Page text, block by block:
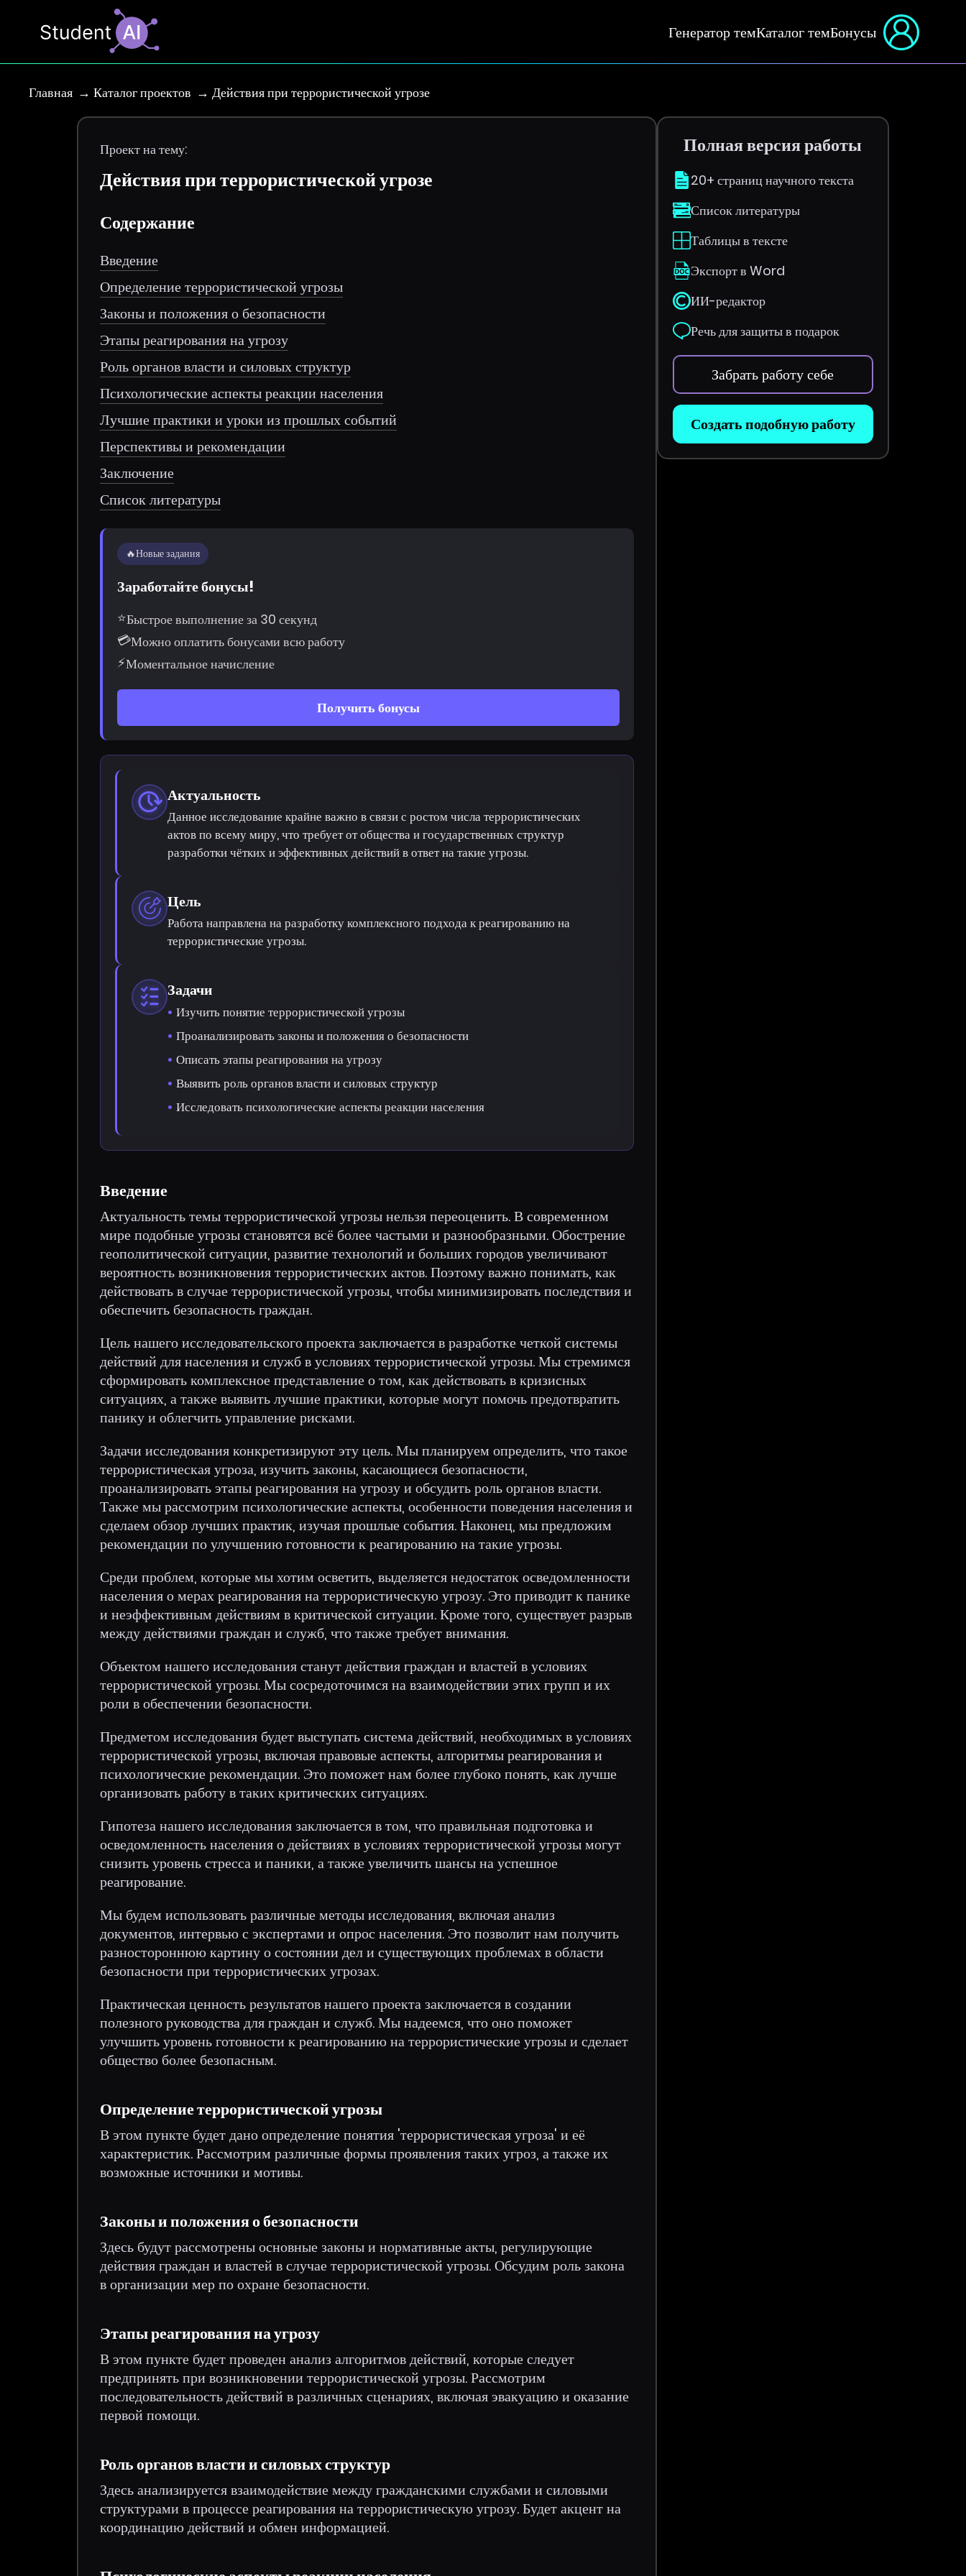
Генератор темКаталог темБонусы
Главная Каталог проектов Действия при террористической угрозе
Проект на тему:
Действия при террористической угрозе
Содержание
Введение
Определение террористической угрозы
Законы и положения о безопасности
Этапы реагирования на угрозу
Роль органов власти и силовых структур
Психологические аспекты реакции населения
Лучшие практики и уроки из прошлых событий
Перспективы и рекомендации
Заключение
Список литературы
🔥Новые задания
Заработайте бонусы!
⭐Быстрое выполнение за 30 секунд
💳Можно оплатить бонусами всю работу
⚡Моментальное начисление
Получить бонусы
Актуальность
Данное исследование крайне важно в связи с ростом числа террористических
актов по всему миру, что требует от общества и государственных структур
разработки чётких и эффективных действий в ответ на такие угрозы.
Цель
Работа направлена на разработку комплексного подхода к реагированию на
террористические угрозы.
Задачи
Изучить понятие террористической угрозы
Проанализировать законы и положения о безопасности
Описать этапы реагирования на угрозу
Выявить роль органов власти и силовых структур
Исследовать психологические аспекты реакции населения
Введение
Актуальность темы террористической угрозы нельзя переоценить. В современном
мире подобные угрозы становятся всё более частыми и разнообразными. Обострение
геополитической ситуации, развитие технологий и больших городов увеличивают
вероятность возникновения террористических актов. Поэтому важно понимать, как
действовать в случае террористической угрозы, чтобы минимизировать последствия и
обеспечить безопасность граждан.
Цель нашего исследовательского проекта заключается в разработке четкой системы
действий для населения и служб в условиях террористической угрозы. Мы стремимся
сформировать комплексное представление о том, как действовать в кризисных
ситуациях, а также выявить лучшие практики, которые могут помочь предотвратить
панику и облегчить управление рисками.
Задачи исследования конкретизируют эту цель. Мы планируем определить, что такое
террористическая угроза, изучить законы, касающиеся безопасности,
проанализировать этапы реагирования на угрозу и обсудить роль органов власти.
Также мы рассмотрим психологические аспекты, особенности поведения населения и
сделаем обзор лучших практик, изучая прошлые события. Наконец, мы предложим
рекомендации по улучшению готовности к реагированию на такие угрозы.
Среди проблем, которые мы хотим осветить, выделяется недостаток осведомленности
населения о мерах реагирования на террористическую угрозу. Это приводит к панике
и неэффективным действиям в критической ситуации. Кроме того, существует разрыв
между действиями граждан и служб, что также требует внимания.
Объектом нашего исследования станут действия граждан и властей в условиях
террористической угрозы. Мы сосредоточимся на взаимодействии этих групп и их
роли в обеспечении безопасности.
Предметом исследования будет выступать система действий, необходимых в условиях
террористической угрозы, включая правовые аспекты, алгоритмы реагирования и
психологические рекомендации. Это поможет нам более глубоко понять, как лучше
организовать работу в таких критических ситуациях.
Гипотеза нашего исследования заключается в том, что правильная подготовка и
осведомленность населения о действиях в условиях террористической угрозы могут
снизить уровень стресса и паники, а также увеличить шансы на успешное
реагирование.
Мы будем использовать различные методы исследования, включая анализ
документов, интервью с экспертами и опрос населения. Это позволит нам получить
разностороннюю картину о состоянии дел и существующих проблемах в области
безопасности при террористических угрозах.
Практическая ценность результатов нашего проекта заключается в создании
полезного руководства для граждан и служб. Мы надеемся, что оно поможет
улучшить уровень готовности к реагированию на террористические угрозы и сделает
общество более безопасным.
Определение террористической угрозы
В этом пункте будет дано определение понятия 'террористическая угроза' и её
характеристик. Рассмотрим различные формы проявления таких угроз, а также их
возможные источники и мотивы.
Законы и положения о безопасности
Здесь будут рассмотрены основные законы и нормативные акты, регулирующие
действия граждан и властей в случае террористической угрозы. Обсудим роль закона
в организации мер по охране безопасности.
Этапы реагирования на угрозу
В этом пункте будет проведен анализ алгоритмов действий, которые следует
предпринять при возникновении террористической угрозы. Рассмотрим
последовательность действий в различных сценариях, включая эвакуацию и оказание
первой помощи.
Роль органов власти и силовых структур
Здесь анализируется взаимодействие между гражданскими службами и силовыми
структурами в процессе реагирования на террористическую угрозу. Будет акцент на
координацию действий и обмен информацией.
Полная версия работы
20+ страниц научного текста
Список литературы
Таблицы в тексте
Экспорт в Word
ИИ-редактор
Речь для защиты в подарок
Забрать работу себе
Создать подобную работу